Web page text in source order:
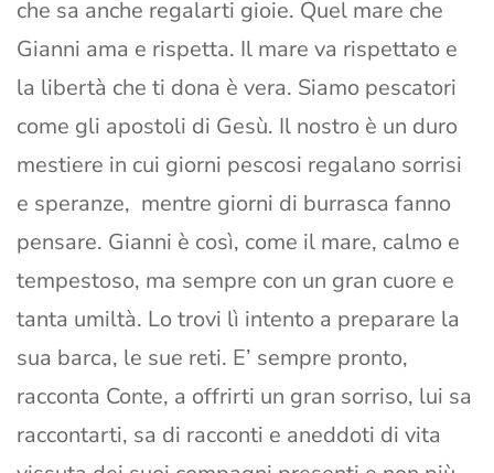
che sa anche regalarti gioie. Quel mare che
Gianni ama e rispetta. Il mare va rispettato e
la libertà che ti dona è vera. Siamo pescatori
come gli apostoli di Gesù. Il nostro è un duro
mestiere in cui giorni pescosi regalano sorrisi
e speranze, mentre giorni di burrasca fanno
pensare. Gianni è così, come il mare, calmo e
tempestoso, ma sempre con un gran cuore e
tanta umiltà. Lo trovi lì intento a preparare la
sua barca, le sue reti. E’ sempre pronto,
racconta Conte, a offrirti un gran sorriso, lui sa
raccontarti, sa di racconti e aneddoti di vita